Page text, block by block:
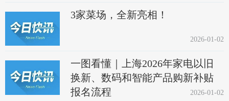
3家菜场，全新亮相！
2026-01-02
一图看懂｜上海2026年家电以旧
换新、数码和智能产品购新补贴
报名流程
2026-01-02